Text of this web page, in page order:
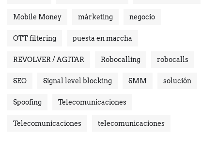
Mobile Money márketing negocio
OTT filtering puesta en marcha
REVOLVER / AGITAR Robocalling robocalls
SEO Signal level blocking SMM solución
Spoofing Telecomunicaciones
Telecomunicaciones telecomunicaciones